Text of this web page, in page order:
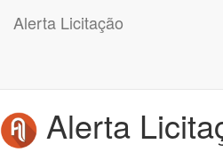
Alerta Licitação
Alerta